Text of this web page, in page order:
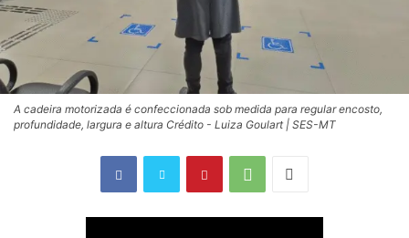
A cadeira motorizada é confeccionada sob medida para regular encosto,
profundidade, largura e altura Crédito - Luiza Goulart | SES-MT